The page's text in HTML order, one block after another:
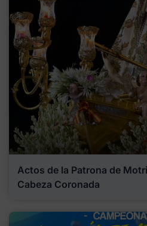
Actos de la Patrona de
Cabeza Coronada